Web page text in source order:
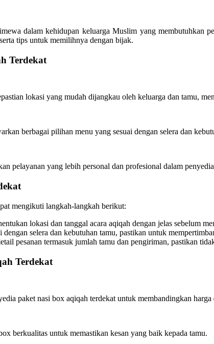
dalam kehidupan keluarga Muslim yang membutuhkan
tips untuk memilihnya dengan bijak.
Terdekat
lokasi yang mudah dijangkau oleh keluarga dan tamu,
berbagai pilihan menu yang sesuai dengan selera dan
pelayanan yang lebih personal dan profesional dalam
mengikuti langkah-langkah berikut:
lokasi dan tanggal acara aqiqah dengan jelas sebelum
dengan selera dan kebutuhan tamu, pastikan untuk
pesanan termasuk jumlah tamu dan pengiriman, pastikan
Terdekat
paket nasi box aqiqah terdekat untuk membandingkan harga
berkualitas untuk memastikan kesan yang baik kepada tamu.